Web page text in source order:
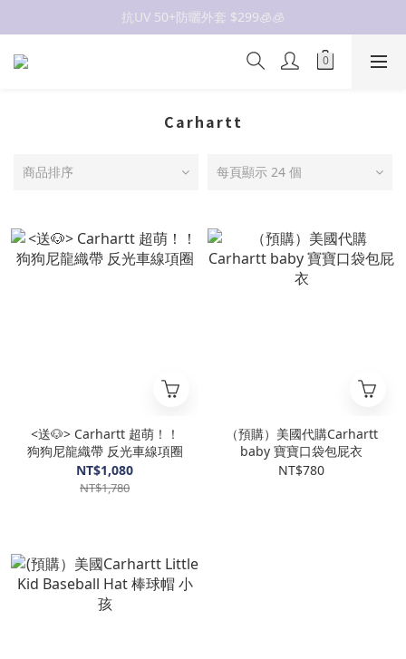
抗UV 50+防曬外套 $299🧊🧊
抗UV 50+防曬外套 $299🧊🧊
抗UV 50+防曬外套 $299🧊🧊
Carhartt
商品排序 每頁顯示 24 個
<送🐶> Carhartt 超萌！！
狗狗尼龍織帶 反光車線項圈
NT$1,080
NT$1,780
（預購）美國代購Carhartt
baby 寶寶口袋包屁衣
NT$780